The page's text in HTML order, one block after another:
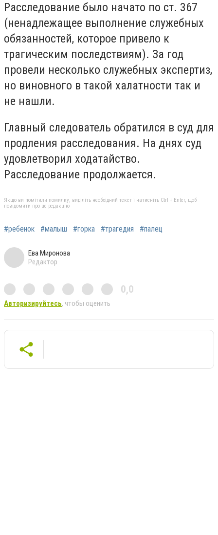
Расследование было начато по ст. 367
(ненадлежащее выполнение служебных
обязанностей, которое привело к
трагическим последствиям). За год
провели несколько служебных экспертиз,
но виновного в такой халатности так и
не нашли.
Главный следователь обратился в суд для
продления расследования. На днях суд
удовлетворил ходатайство.
Расследование продолжается.
Якщо ви помітили помилку, виділіть необхідний текст і натисніть Ctrl + Enter, щоб
повідомити про це редакцію
#ребенок #малыш #горка #трагедия #палец
Ева Миронова
Редактор
0,0
Авторизируйтесь, чтобы оценить